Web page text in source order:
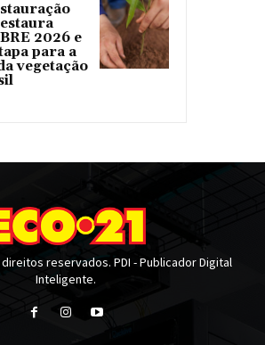
2026 e
para a
vegetação
reservados. PDI - Publicador Digital
Inteligente.